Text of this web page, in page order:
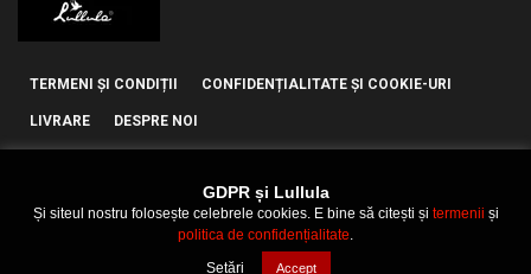
TERMENI ȘI CONDIȚII CONFIDENȚIALITATE ȘI COOKIE-URI
LIVRARE DESPRE NOI
GDPR și Lullula
Și siteul nostru folosește celebrele cookies. E bine să citești și termenii și
politica de confidențialitate.
Setări
Accept